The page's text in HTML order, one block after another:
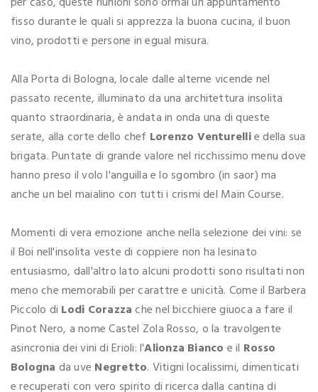
fisso durante le quali si apprezza la buona cucina, il buon
vino, prodotti e persone in egual misura.
Alla Porta di Bologna, locale dalle alterne vicende nel
passato recente, illuminato da una architettura insolita
quanto straordinaria, è andata in onda una di queste
serate, alla corte dello chef Lorenzo Venturellie della sua
brigata. Puntate di grande valore nel ricchissimo menu dove
hanno preso il volo l'anguilla e lo sgombro (in saor) ma
anche un bel maialino con tutti i crismi del Main Course.
Momenti di vera emozione anche nella selezione dei vini: se
il Boi nell'insolita veste di coppiere non ha lesinato
entusiasmo, dall'altro lato alcuni prodotti sono risultati non
meno che memorabili per carattre e unicità. Come il Barbera
Piccolo di Lodi Corazzache nel bicchiere giuoca a fare il
Pinot Nero, a nome Castel Zola Rosso, o la travolgente
asincronia dei vini di Erioli: l'Alionza Bianco e il Rosso
Bologna da uve Negretto. Vitigni localissimi, dimenticati
e recuperati con vero spirito di ricerca dalla cantina di